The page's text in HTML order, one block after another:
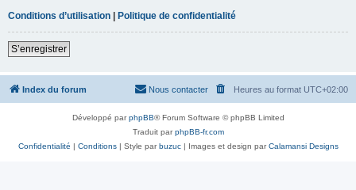
Conditions d’utilisation | Politique de confidentialité
S’enregistrer
Index du forum Heures au format UTC+02:00
Nous contacter
Développé parphpBB® Forum Software © phpBB Limited
Traduit parphpBB-fr.com
Confidentialité | Conditions| Style parbuzuc| Images et design parCalamansi Designs